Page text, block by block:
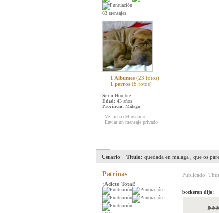
63 mensajes
1 Albumes (23 fotos)
1 perros (8 fotos)
Sexo: Hombre
Edad: 43 años
Provincia: Málaga
Ver ficha del usuario
Enviar un mensaje privado
Usuario Titulo: quedada en malaga , que os
Patrinas
¡Adicto Total!
Publicado:
bockeron dijo: